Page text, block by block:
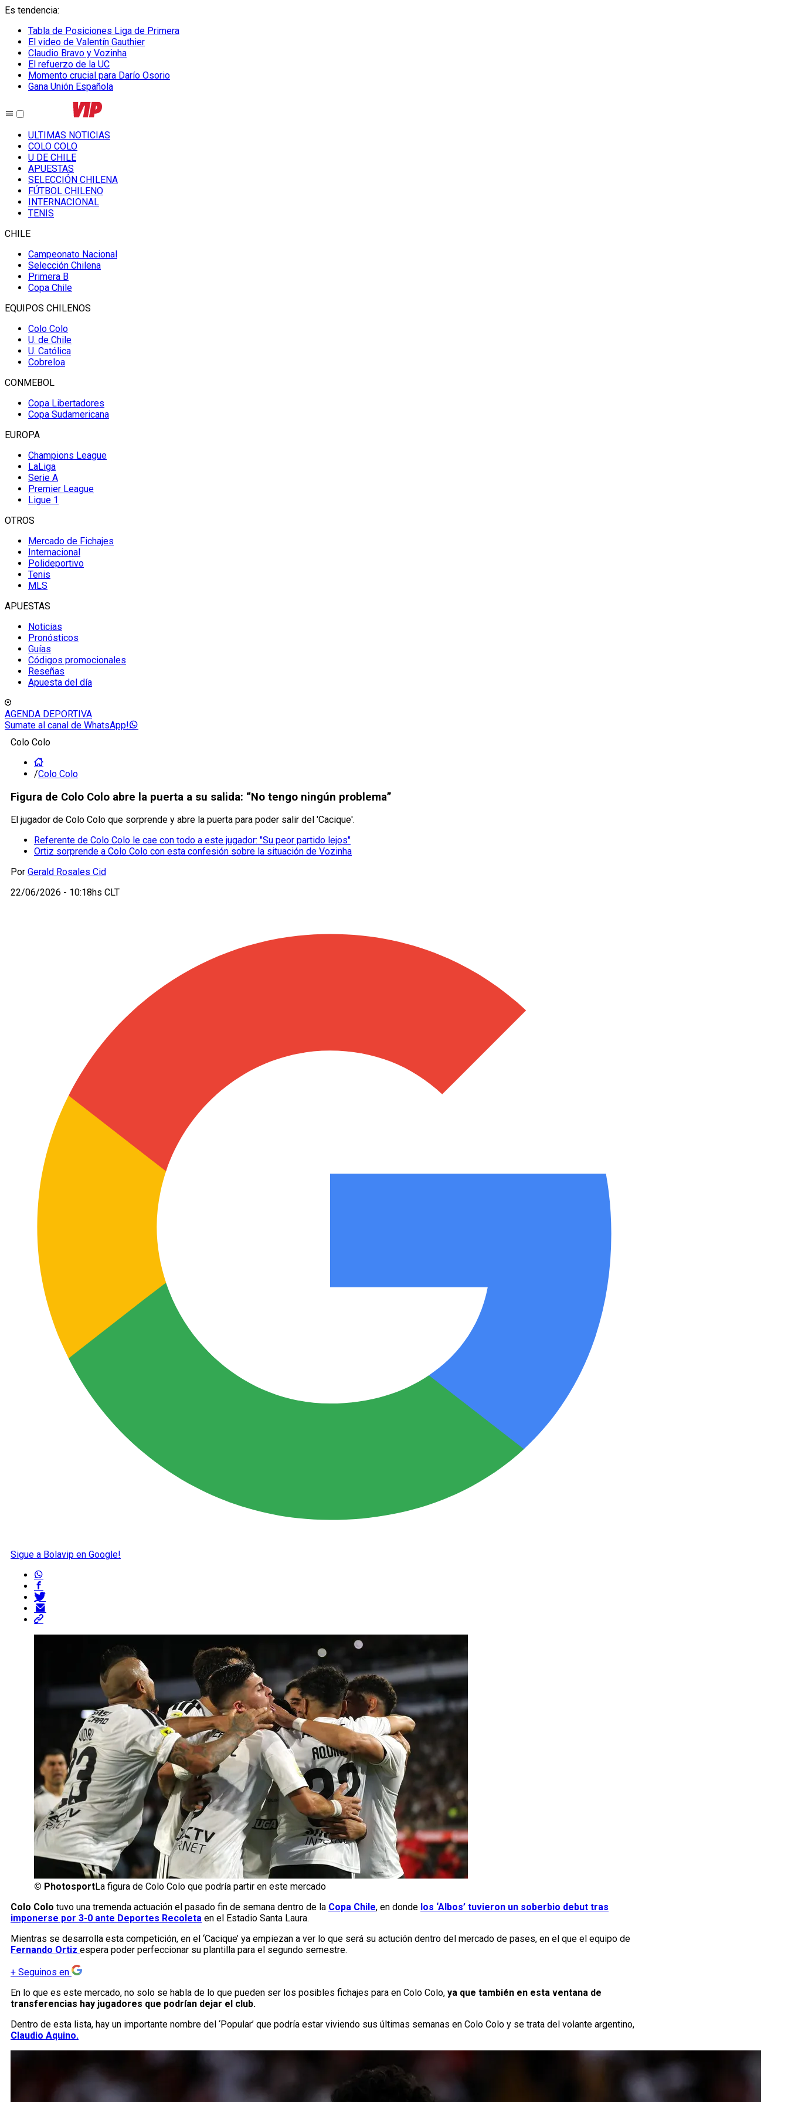
Es tendencia:
Tabla de Posiciones Liga de Primera
El video de Valentín Gauthier
Claudio Bravo y Vozinha
El refuerzo de la UC
Momento crucial para Darío Osorio
Gana Unión Española
ULTIMAS NOTICIAS
COLO COLO
U DE CHILE
APUESTAS
SELECCIÓN CHILENA
FÚTBOL CHILENO
INTERNACIONAL
TENIS
CHILE
Campeonato Nacional
Selección Chilena
Primera B
Copa Chile
EQUIPOS CHILENOS
Colo Colo
U. de Chile
U. Católica
Cobreloa
CONMEBOL
Copa Libertadores
Copa Sudamericana
EUROPA
Champions League
LaLiga
Serie A
Premier League
Ligue 1
OTROS
Mercado de Fichajes
Internacional
Polideportivo
Tenis
MLS
APUESTAS
Noticias
Pronósticos
Guías
Códigos promocionales
Reseñas
Apuesta del día
AGENDA DEPORTIVA
Sumate al canal de WhatsApp!
Colo Colo
/Colo Colo
Figura de Colo Colo abre la puerta a su salida: “No tengo ningún problema”
El jugador de Colo Colo que sorprende y abre la puerta para poder salir del 'Cacique'.
Referente de Colo Colo le cae con todo a este jugador: "Su peor partido lejos"
Ortiz sorprende a Colo Colo con esta confesión sobre la situación de Vozinha
Por Gerald Rosales Cid
22/06/2026 - 10:18hs CLT
Sigue a Bolavip en Google!
© PhotosportLa figura de Colo Colo que podría partir en este mercado
Colo Colo tuvo una tremenda actuación el pasado fin de semana dentro de la Copa Chile, en donde los ‘Albos’ tuvieron un soberbio debut tras
imponerse por 3-0 ante Deportes Recoleta en el Estadio Santa Laura.
Mientras se desarrolla esta competición, en el ‘Cacique’ ya empiezan a ver lo que será su actución dentro del mercado de pases, en el que el equipo de
Fernando Ortiz espera poder perfeccionar su plantilla para el segundo semestre.
+ Seguinos en
En lo que es este mercado, no solo se habla de lo que pueden ser los posibles fichajes para en Colo Colo, ya que también en esta ventana de
transferencias hay jugadores que podrían dejar el club.
Dentro de esta lista, hay un importante nombre del ‘Popular’ que podría estar viviendo sus últimas semanas en Colo Colo y se trata del volante argentino,
Claudio Aquino.